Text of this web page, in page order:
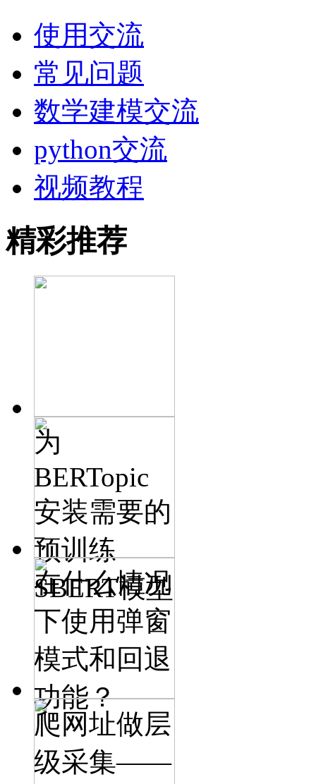
使用交流
常见问题
数学建模交流
python交流
视频教程
精彩推荐
为
BERTopic
安装需要的
预训练
SBERT模型
在什么情况
下使用弹窗
模式和回退
功能？
爬网址做层
级采集——